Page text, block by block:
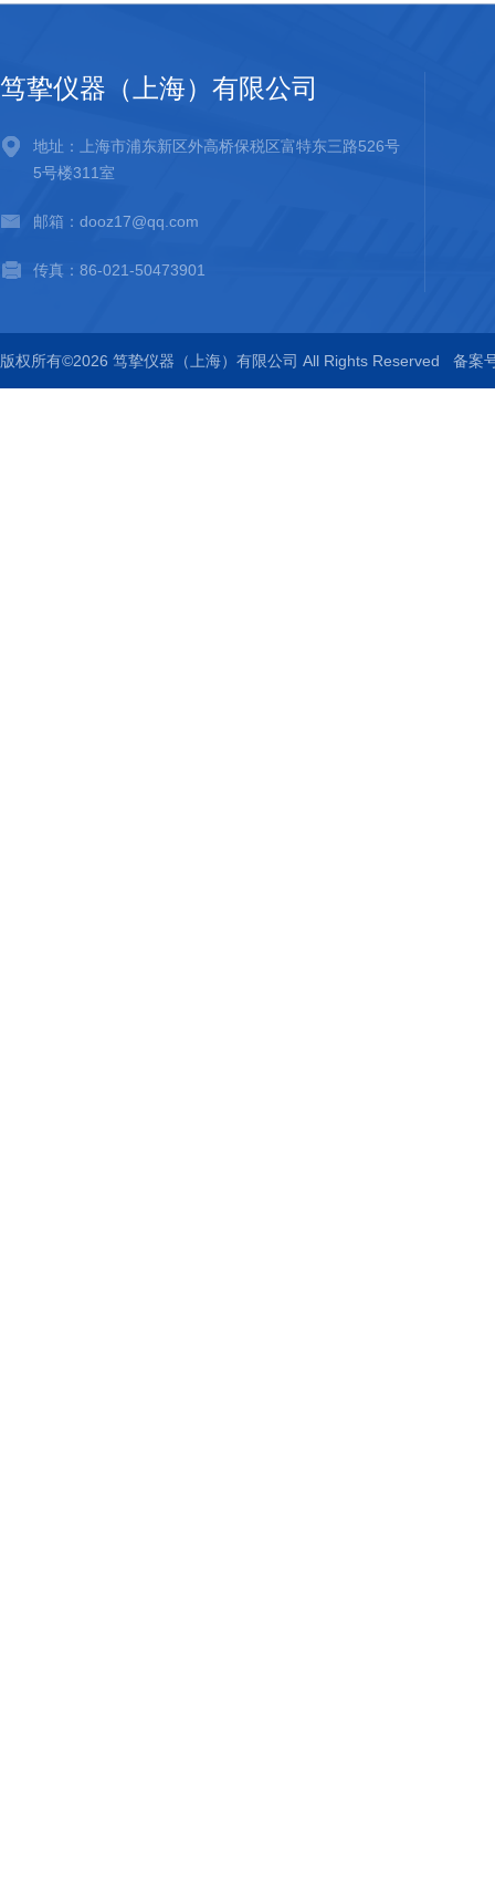
笃挚仪器（上海）有限公司
地址：上海市浦东新区外高桥保税区富特东三路526号
5号楼311室
邮箱：dooz17@qq.com
传真：86-021-50473901
版权所有©2026 笃挚仪器（上海）有限公司 All Rights Reserved 备案